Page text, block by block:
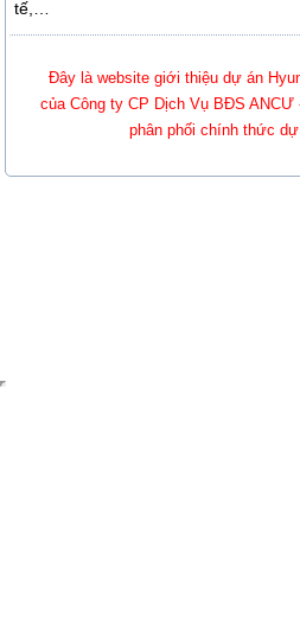
tế,…
Đây là website giới thiệu dự án
của Công ty CP Dịch Vụ BĐS ANCƯ
phân phối chính thức